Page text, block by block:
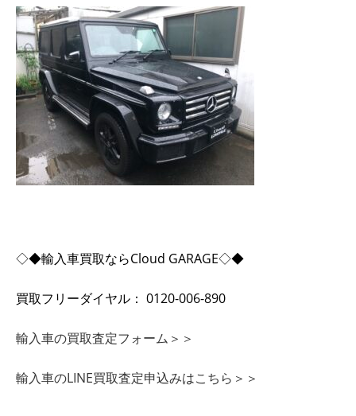
◇◆輸入車買取ならCloud GARAGE◇◆
買取フリーダイヤル： 0120-006-890
輸入車の買取査定フォーム＞＞
輸入車のLINE買取査定申込みはこちら＞＞